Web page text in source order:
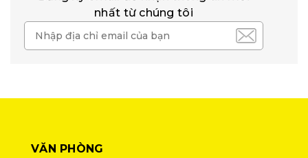
nhất từ chúng tôi
VĂN PHÒNG